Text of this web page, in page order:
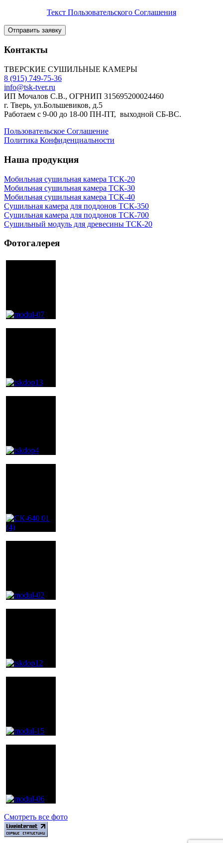
Текст Пользовательского Соглашения
Контакты
ТВЕРСКИЕ СУШИЛЬНЫЕ КАМЕРЫ
8 (915) 749-75-36
info@tsk-tver.ru
ИП Мочалов С.В., ОГРНИП 315695200024460
г. Тверь, ул.Большевиков, д.5
Работаем с 9-00 до 18-00 ПН-ПТ, выходной СБ-ВС.
Пользовательское Соглашение
Политика Конфиденциальности
Наша продукция
Мобильная сушильная камера ТСК-20
Мобильная сушильная камера ТСК-30
Мобильная сушильная камера ТСК-40
Сушильная камера для поддонов ТСК-350
Сушильная камера для поддонов ТСК-700
Сушильный модуль для древесины ТСК-20
Фотогалерея
Смотреть все фото